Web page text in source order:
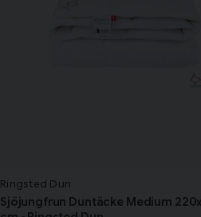
Ringsted Dun
Sjöjungfrun Duntäcke Medium